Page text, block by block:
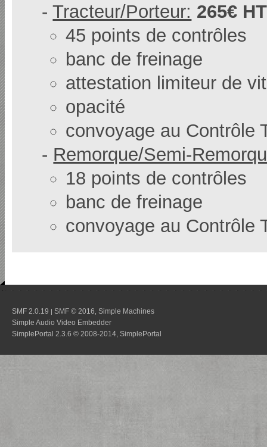
-Tracteur/Porteur: 265€ HT
45 points de contrôles
banc de freinage
attestation limiteur de
opacité
convoyage au Contrôle
- Remorque/Semi-
18 points de contrôles
banc de freinage
convoyage au Contrôle
SMF 2.0.19 | SMF © 2016 Simple Machines
Simple Audio Video Embedder
SimplePortal 2.3.6 © 2008-2014, SimplePortal